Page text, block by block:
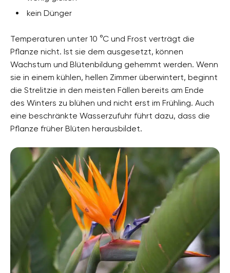
kein Dünger
Temperaturen unter 10 °C und Frost verträgt die
Pflanze nicht. Ist sie dem ausgesetzt, können
Wachstum und Blütenbildung gehemmt werden. Wenn
sie in einem kühlen, hellen Zimmer überwintert, beginnt
die Strelitzie in den meisten Fällen bereits am Ende
des Winters zu blühen und nicht erst im Frühling. Auch
eine beschränkte Wasserzufuhr führt dazu, dass die
Pflanze früher Blüten herausbildet.